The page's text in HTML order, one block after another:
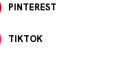
PINTEREST
TIKTOK